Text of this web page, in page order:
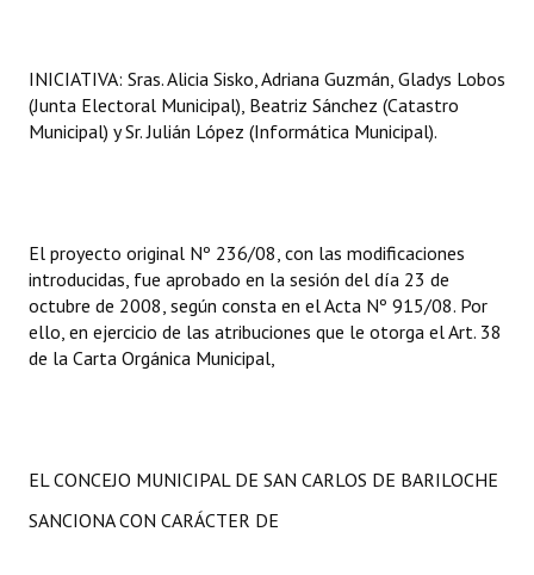
INICIATIVA: Sras. Alicia Sisko, Adriana Guzmán, Gladys Lobos
(Junta Electoral Municipal), Beatriz Sánchez (Catastro
Municipal) y Sr. Julián López (Informática Municipal).
El proyecto original Nº 236/08, con las modificaciones
introducidas, fue aprobado en la sesión del día 23 de
octubre de 2008, según consta en el Acta Nº 915/08. Por
ello, en ejercicio de las atribuciones que le otorga el Art. 38
de la Carta Orgánica Municipal,
EL CONCEJO MUNICIPAL DE SAN CARLOS DE BARILOCHE
SANCIONA CON CARÁCTER DE